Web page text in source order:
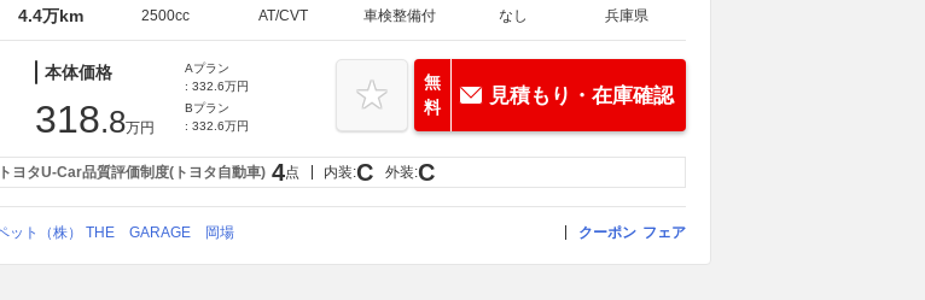
4.4万km 2500cc AT/CVT 車検整備付 なし 兵庫県
本体価格
318.8万円
Aプラン
: 332.6万円
Bプラン
: 332.6万円
無
料
見積もり・在庫確認
トヨタU-Car品質評価制度(トヨタ自動車) 4点 内装:C 外装:C
ット（株） THE GARAGE 岡場 クーポン フェア